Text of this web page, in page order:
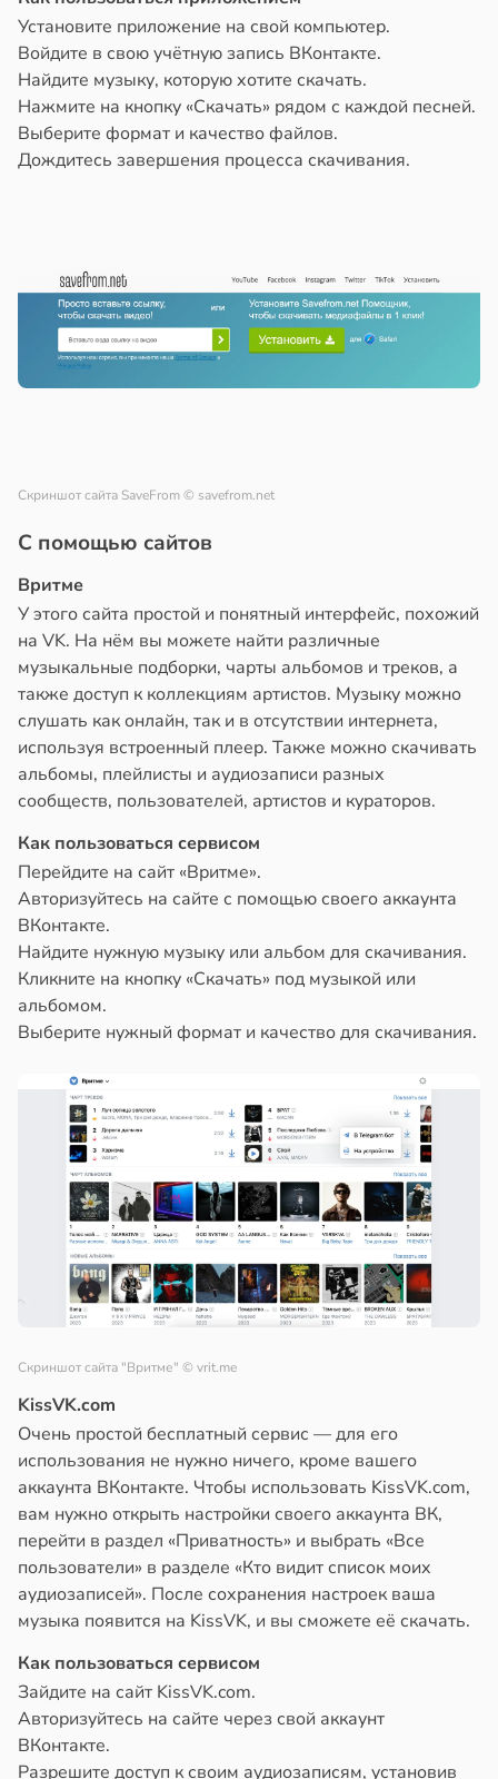
Установите приложение на свой компьютер.
Войдите в свою учётную запись ВКонтакте.
Найдите музыку, которую хотите скачать.
Нажмите на кнопку «Скачать» рядом с каждой песней.
Выберите формат и качество файлов.
Дождитесь завершения процесса скачивания.
Скриншот сайта SaveFrom© savefrom.net
С помощью сайтов
Вритме
У этого сайта простой и понятный интерфейс, похожий
на VK. На нём вы можете найти различные
музыкальные подборки, чарты альбомов и треков, а
также доступ к коллекциям артистов. Музыку можно
слушать как онлайн, так и в отсутствии интернета,
используя встроенный плеер. Также можно скачивать
альбомы, плейлисты и аудиозаписи разных
сообществ, пользователей, артистов и кураторов.
Как пользоваться сервисом
Перейдите на сайт «Вритме».
Авторизуйтесь на сайте с помощью своего аккаунта
ВКонтакте.
Найдите нужную музыку или альбом для скачивания.
Кликните на кнопку «Скачать» под музыкой или
альбомом.
Выберите нужный формат и качество для скачивания.
Скриншот сайта "Вритме" © vrit.me
KissVK.com
Очень простой бесплатный сервис — для его
использования не нужно ничего, кроме вашего
аккаунта ВКонтакте. Чтобы использовать KissVK.com,
вам нужно открыть настройки своего аккаунта ВК,
перейти в раздел «Приватность» и выбрать «Все
пользователи» в разделе «Кто видит список моих
аудиозаписей». После сохранения настроек ваша
музыка появится на KissVK, и вы сможете её скачать.
Как пользоваться сервисом
Зайдите на сайт KissVK.com.
Авторизуйтесь на сайте через свой аккаунт
ВКонтакте.
Разрешите доступ к своим аудиозаписям, установив